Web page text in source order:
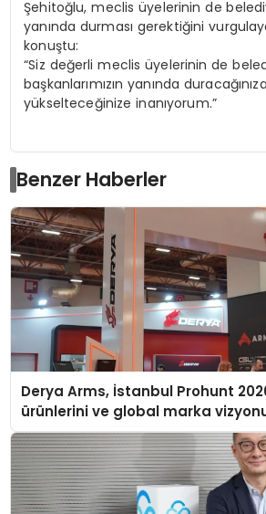
Şehitoğlu, meclis üyelerinin de
yanında durması gerektiğini
konuştu:
“Siz değerli meclis üyelerinin de
başkanlarımızın yanında
yükselteceğinize inanıyorum.”
Benzer Haberler
Derya Arms, İstanbul Prohunt
ürünlerini ve global marka